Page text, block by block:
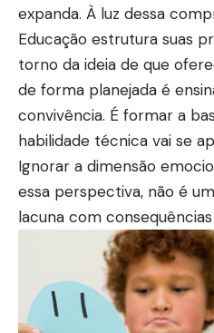
expanda. À luz dessa
Educação estrutura suas
torno da ideia de que
de forma planejada é
convivência. É formar a
habilidade técnica vai se
Ignorar a dimensão
essa perspectiva, não é
lacuna com